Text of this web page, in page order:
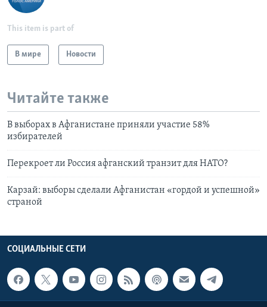
This item is part of
В мире Новости
Читайте также
В выборах в Афганистане приняли участие 58%
избирателей
Перекроет ли Россия афганский транзит для НАТО?
Карзай: выборы сделали Афганистан «гордой и успешной»
страной
СОЦИАЛЬНЫЕ СЕТИ